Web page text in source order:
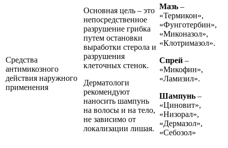
Средства
антимикозного
действия наружного
применения
Основная цель – это
непосредственное
разрушение грибка
путем остановки
выработки стерола и
разрушения
клеточных стенок.
Дерматологи
рекомендуют
наносить шампунь
на волосы и на тело,
не зависимо от
локализации лишая.
Мазь –
«Термикон»,
«Фунготербин»,
«Миконазол»,
«Клотримазол».
Спрей –
«Микофин»,
«Ламизил».
Шампунь –
«Циновит»,
«Низорал»,
«Дермазол»,
«Себозол»